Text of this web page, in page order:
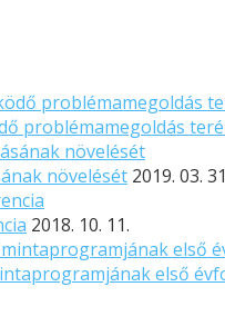
problémamegoldás
növelését 2019. 03.
2018. 10. 11.
első